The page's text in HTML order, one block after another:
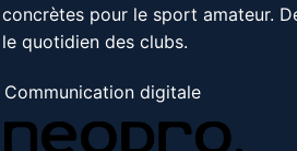
concrètes pour le sport amateur.
le quotidien des clubs.
Communication digitale